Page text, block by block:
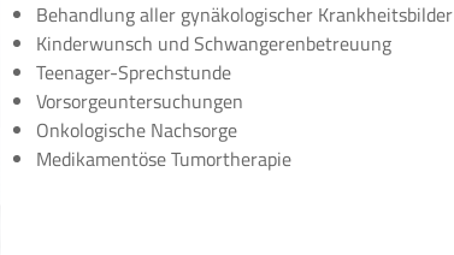
Behandlung aller gynäkologischer Krankheitsbilder
Kinderwunsch und Schwangerenbetreuung
Teenager-Sprechstunde
Vorsorgeuntersuchungen
Onkologische Nachsorge
Medikamentöse Tumortherapie